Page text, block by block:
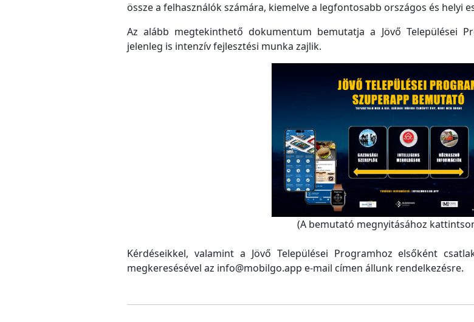
össze a felhasználók számára, kiemelve a legfontosabb országos és helyi
Az alább megtekinthető dokumentum bemutatja a Jövő Települései
jelenleg is intenzív fejlesztési munka zajlik.
(A bemutató megnyitásához
Kérdéseikkel, valamint a Jövő Települései Programhoz elsőként
megkeresésével az info@mobilgo.app e-mail címen állunk rendelkezésre.